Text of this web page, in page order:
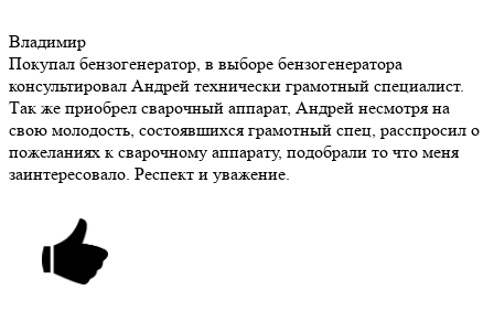
Владимир
Покупал бензогенератор, в выборе бензогенератора
консультировал Андрей технически грамотный специалист.
Так же приобрел сварочный аппарат, Андрей несмотря на
свою молодость, состоявшихся грамотный спец, расспросил о
пожеланиях к сварочному аппарату, подобрали то что меня
заинтересовало. Респект и уважение.